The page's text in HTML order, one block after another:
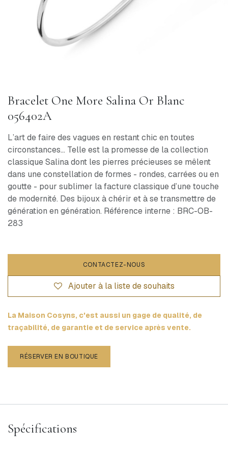
Bracelet One More Salina Or Blanc
056402A
L’art de faire des vagues en restant chic en toutes
circonstances... Telle est la promesse de la collection
classique Salina dont les pierres précieuses se mêlent
dans une constellation de formes - rondes, carrées ou en
goutte - pour sublimer la facture classique d’une touche
de modernité. Des bijoux à chérir et à se transmettre de
génération en génération. Référence interne : BRC-OB-
283
CONTACTEZ-NOUS
Ajouter à la liste de souhaits
La Maison Cosyns, c'est aussi un gage de qualité, de
traçabilité, de garantie et de service après vente.
RÉSERVER EN BOUTIQUE
Spécifications